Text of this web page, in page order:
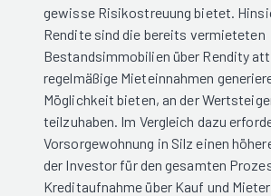
gewisse Risikostreuung bietet.
Rendite sind die bereits vermieteten
Bestandsimmobilien über Rendity
regelmäßige Mieteinnahmen
Möglichkeit bieten, an der
teilzuhaben. Im Vergleich dazu
Vorsorgewohnung in Silz einen
der Investor für den gesamten
Kreditaufnahme über Kauf und